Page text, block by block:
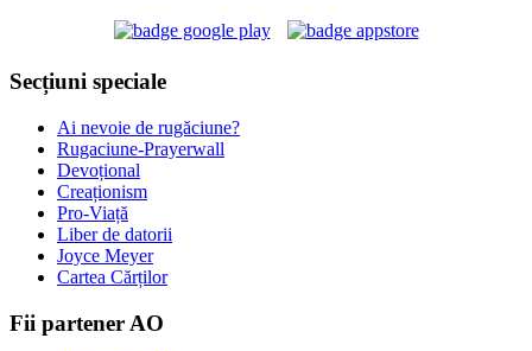
Secțiuni speciale
Ai nevoie de rugăciune?
Rugaciune-Prayerwall
Devoțional
Creaționism
Pro-Viață
Liber de datorii
Joyce Meyer
Cartea Cărților
Fii partener AO